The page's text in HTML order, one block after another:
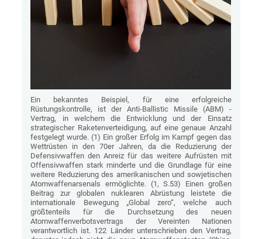
Ein bekanntes Beispiel, für eine erfolgreiche
Rüstungskontrolle, ist der Anti-Ballistic Missile (ABM) -
Vertrag, in welchem die Entwicklung und der Einsatz
strategischer Raketenverteidigung, auf eine genaue Anzahl
festgelegt wurde. (1) Ein großer Erfolg im Kampf gegen das
Wettrüsten in den 70er Jahren, da die Reduzierung der
Defensivwaffen den Anreiz für das weitere Aufrüsten mit
Offensivwaffen stark minderte und die Grundlage für eine
weitere Reduzierung des amerikanischen und sowjetischen
Atomwaffenarsenals ermöglichte. (1, S.53) Einen großen
Beitrag zur globalen nuklearen Abrüstung leistete die
internationale Bewegung „Global zero“, welche auch
größtenteils für die Durchsetzung des neuen
Atomwaffenverbotsvertrags der Vereinten Nationen
verantwortlich ist. 122 Länder unterschrieben den Vertrag,